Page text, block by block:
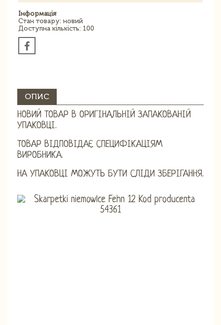
Інформація
Стан товару: новий
Доступна кількість: 100
ОПИС
НОВИЙ ТОВАР В ОРИГІНАЛЬНІЙ ЗАПАКОВАНІЙ
УПАКОВЦІ.
ТОВАР ВІДПОВІДАЄ СПЕЦИФІКАЦІЯМ
ВИРОБНИКА.
НА УПАКОВЦІ МОЖУТЬ БУТИ СЛІДИ ЗБЕРІГАННЯ.